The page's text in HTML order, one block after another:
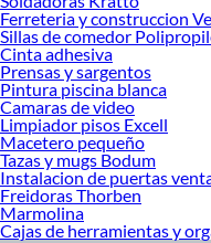
Ferreteria y construccion
Sillas de comedor
Cinta adhesiva
Prensas y sargentos
Pintura piscina blanca
Camaras de video
Limpiador pisos Excell
Macetero pequeño
Tazas y mugs Bodum
Instalacion de puertas
Freidoras Thorben
Marmolina
Cajas de herramientas y